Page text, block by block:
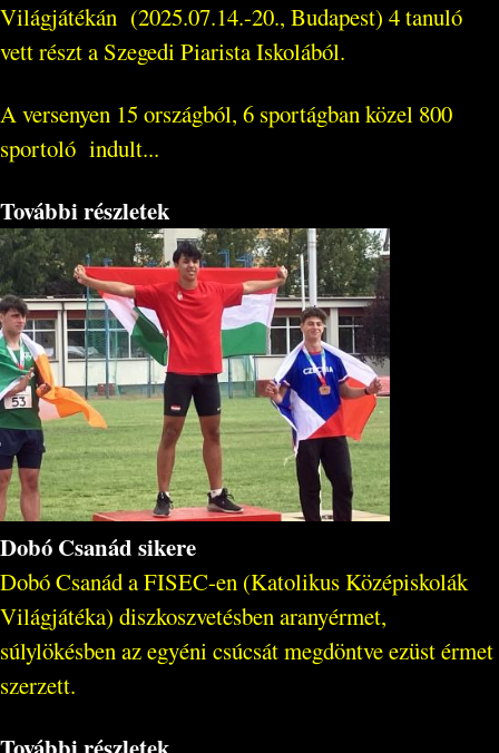
Világjátékán (2025.07.14.-20., Budapest) 4 tanuló
vett részt a Szegedi Piarista Iskolából.
A versenyen 15 országból, 6 sportágban közel 800
sportoló indult...
További részletek
Dobó Csanád sikere
Dobó Csanád a FISEC-en (Katolikus Középiskolák
Világjátéka) diszkoszvetésben aranyérmet,
súlylökésben az egyéni csúcsát megdöntve ezüst érmet
szerzett.